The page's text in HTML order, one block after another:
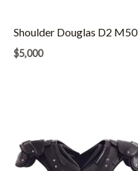
Shoulder Douglas D2 M50
$5,000